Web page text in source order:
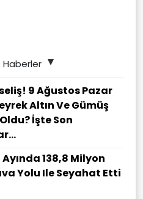
Haberler
9 Ağustos Pazar
Altın Ve Gümüş
İşte Son
Ayında 138,8 Milyon
Yolu Ile Seyahat Etti